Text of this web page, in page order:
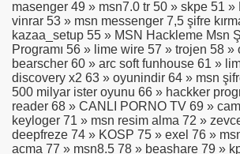
masenger 49 » msn7.0 tr 50 » skpe 51
vinrar 53 » msn messenger 7,5 şifre
kazaa_setup 55 » MSN Hackleme Msn
Programı 56 » lime wire 57 » trojen 58 »
bearscher 60 » arc soft funhouse 61 »
discovery x2 63 » oyunindir 64 » msn
500 milyar ister oyunu 66 » hackker
reader 68 » CANLI PORNO TV 69 »
keyloger 71 » msn resim alma 72 »
deepfreze 74 » KOSP 75 » exel 76 »
acma 77 » msn8.5 78 » beashare 79 »